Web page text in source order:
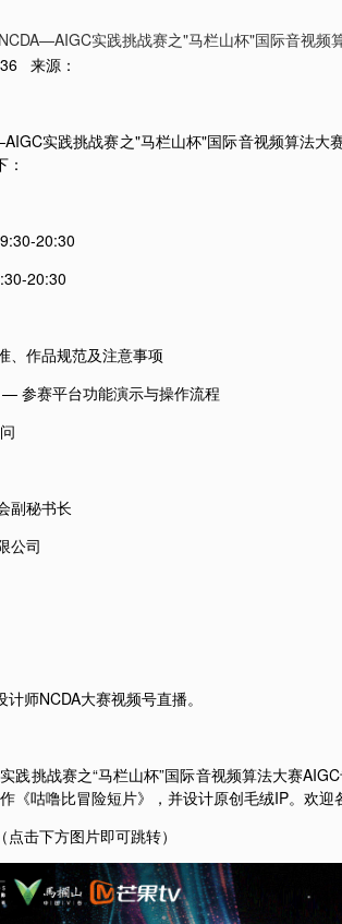
实践挑战赛之"马栏山杯"国际音视频
来源：
实践挑战赛之"马栏山杯"国际音视频算法
20:30
20:30
、作品规范及注意事项
参赛平台功能演示与操作流程
副秘书长
公司
师NCDA大赛视频号直播。
践挑战赛之“马栏山杯”国际音视频算法大赛
《咕噜比冒险短片》，并设计原创毛绒IP。欢迎
击下方图片即可跳转）